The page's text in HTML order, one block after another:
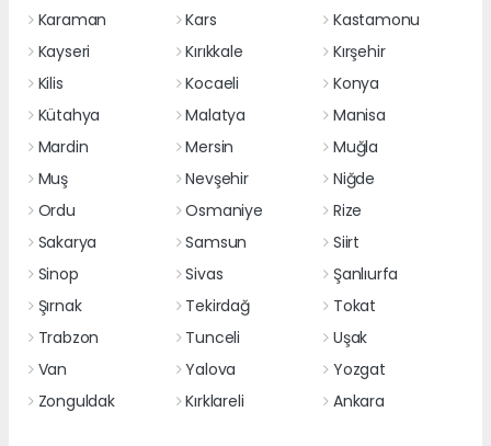
Karaman
Kars
Kastamonu
Kayseri
Kırıkkale
Kırşehir
Kilis
Kocaeli
Konya
Kütahya
Malatya
Manisa
Mardin
Mersin
Muğla
Muş
Nevşehir
Niğde
Ordu
Osmaniye
Rize
Sakarya
Samsun
Siirt
Sinop
Sivas
Şanlıurfa
Şırnak
Tekirdağ
Tokat
Trabzon
Tunceli
Uşak
Van
Yalova
Yozgat
Zonguldak
Kırklareli Ankara